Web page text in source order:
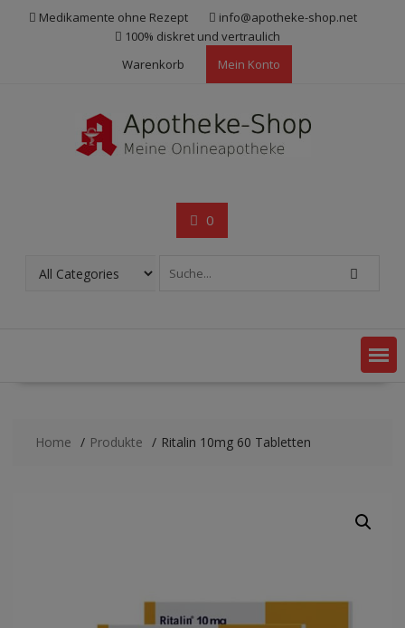
Medikamente ohne Rezept
info@apotheke-shop.net
100% diskret und vertraulich
Warenkorb
Mein Konto
0
Home Produkte Ritalin 10mg 60 Tabletten